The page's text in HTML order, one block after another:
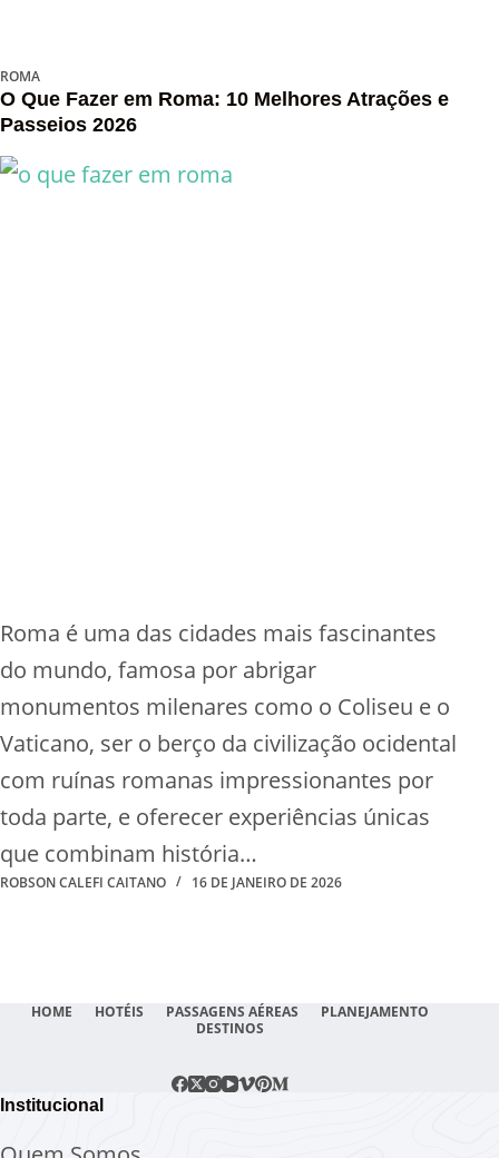
ROMA
O Que Fazer em Roma: 10 Melhores Atrações e
Passeios 2026
Roma é uma das cidades mais fascinantes
do mundo, famosa por abrigar
monumentos milenares como o Coliseu e o
Vaticano, ser o berço da civilização ocidental
com ruínas romanas impressionantes por
toda parte, e oferecer experiências únicas
que combinam história…
ROBSON CALEFI CAITANO 16 DE JANEIRO DE 2026
HOME HOTÉIS PASSAGENS AÉREAS
PLANEJAMENTO
DESTINOS
Institucional